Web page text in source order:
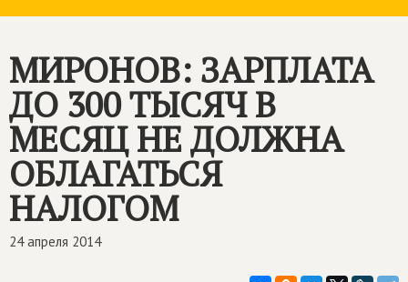
Контакты
МИРОНОВ: ЗАРПЛАТА
ДО 300 ТЫСЯЧ В
МЕСЯЦ НЕ ДОЛЖНА
ОБЛАГАТЬСЯ
НАЛОГОМ
24 апреля 2014